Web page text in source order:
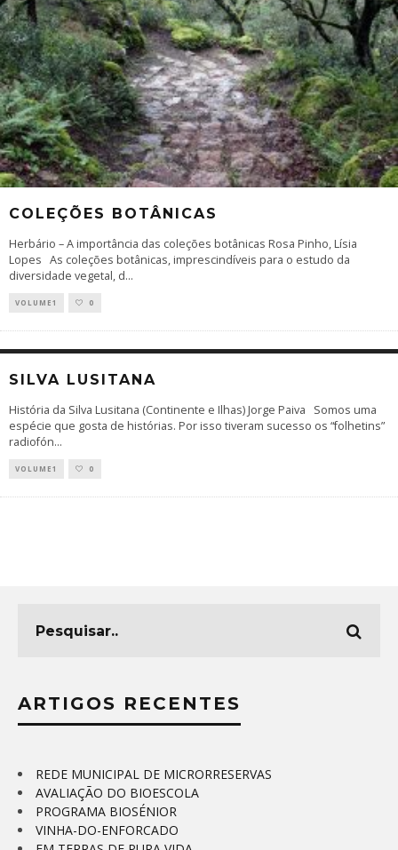
COLEÇÕES BOTÂNICAS
Herbário – A importância das coleções botânicas Rosa Pinho, Lísia
Lopes As coleções botânicas, imprescindíveis para o estudo da
diversidade vegetal, d...
VOLUME1 0
SILVA LUSITANA
História da Silva Lusitana (Continente e Ilhas) Jorge Paiva Somos uma
espécie que gosta de histórias. Por isso tiveram sucesso os “folhetins”
radiofón...
VOLUME1 0
ARTIGOS RECENTES
REDE MUNICIPAL DE MICRORRESERVAS
AVALIAÇÃO DO BIOESCOLA
PROGRAMA BIOSÉNIOR
VINHA-DO-ENFORCADO